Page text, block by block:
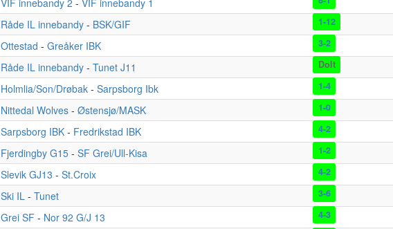
VIF innebandy 2 - VIF innebandy 1
Råde IL innebandy - BSK/GIF 1-12
Ottestad - Greåker IBK 3-2
Råde IL innebandy - Tunet J11 Dolt
Holmlia/Son/Drøbak - Sarpsborg Ibk 1-4
Nittedal Wolves - Østensjø/MASK 1-0
Sarpsborg IBK - Fredrikstad IBK 4-2
Fjerdingby G15 - SF Grei/Ull-Kisa 1-2
Slevik GJ13 - St.Croix 4-2
Ski IL - Tunet 3-6
Grei SF - Nor 92 G/J 13 4-3